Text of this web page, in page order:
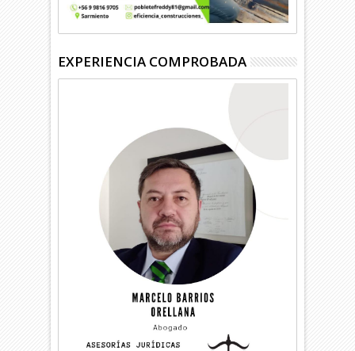
EXPERIENCIA COMPROBADA